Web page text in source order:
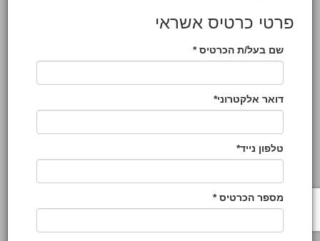
פרטי כרטיס אשראי
שם בעל/ת הכרטיס *
דואר אלקטרוני*
טלפון נייד*
מספר הכרטיס *